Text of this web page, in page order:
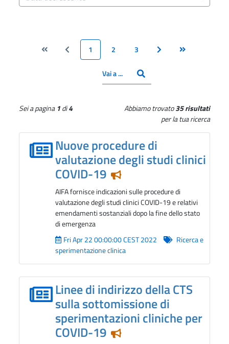
Vai alla pagina Inizio
Vai alla pagina Precedente
Pagina
1 Pagina
2 Pagina
3 Vai alla paginaVai alla pagina
Vai a ...Inserisci il numero pagina
CERCA
Sei a pagina 1di4 Abbiamo trovato35 risultati
per la tua ricerca
Nuove procedure di
valutazione degli studi clinici
COVID-19 Notizia in evidenza
AIFA fornisce indicazioni sulle procedure di
valutazione degli studi clinici COVID-19 e relativi
emendamenti sostanziali dopo la fine dello stato
di emergenza
Fri Apr 22 00:00:00 CEST 2022
Ricerca e
sperimentazione clinica
Linee di indirizzo della CTS
sulla sottomissione di
sperimentazioni cliniche per
COVID-19 Notizia in evidenza